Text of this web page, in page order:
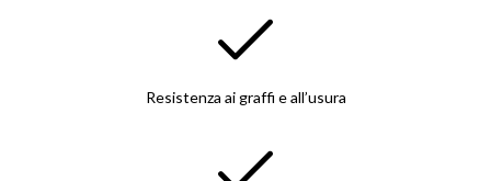
Resistenza ai graffi e all’usura